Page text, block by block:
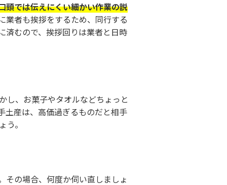
頭では伝えにくい細かい作業の説
業者も挨拶をするため、同行する
済むので、挨拶回りは業者と日時
し、お菓子やタオルなどちょっと
土産は、高価過ぎるものだと相手
。
その場合、何度か伺い直しましょ